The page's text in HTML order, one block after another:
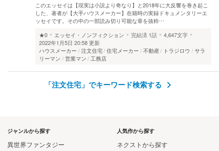
このエッセイは【現実は小説より奇なり】と2018年に大反響を巻き起こ
した、著者が【大手ハウスメーカー】在籍時の実録ドキュメンタリーエ
ッセイです。その中の一部読み切り可能な章を抜粋…
★0
エッセイ・ノンフィクション 完結済 1話
4,647文字
2022年1月5日 20:58 更新
ハウスメーカー
注文住宅 住宅メーカー 不動産 トラジロウ
サラ
リーマン
営業マン 工務店
「注文住宅」でキーワード検索する
人気作から探す
ネクストから探す
ジャンルから探す
異世界ファンタジー